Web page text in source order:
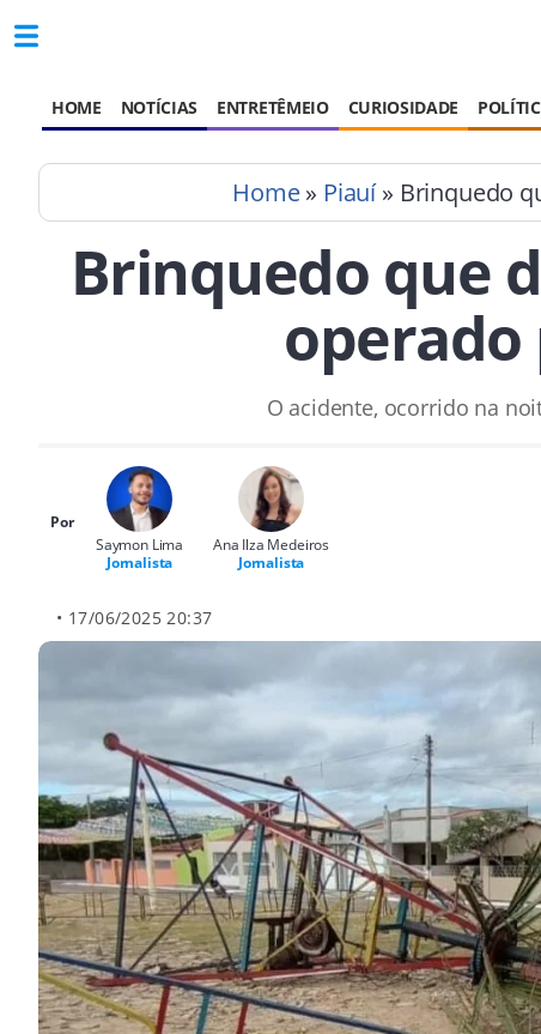
HOME NOTÍCIAS ENTRETÊMEIO CURIOSIDADE
Home» Piauí» Brinquedo
Brinquedo que
O acidente, ocorrido na
Por
Saymon Lima
Jornalista
Ana Ilza Medeiros
Jornalista
• 17/06/2025 20:37